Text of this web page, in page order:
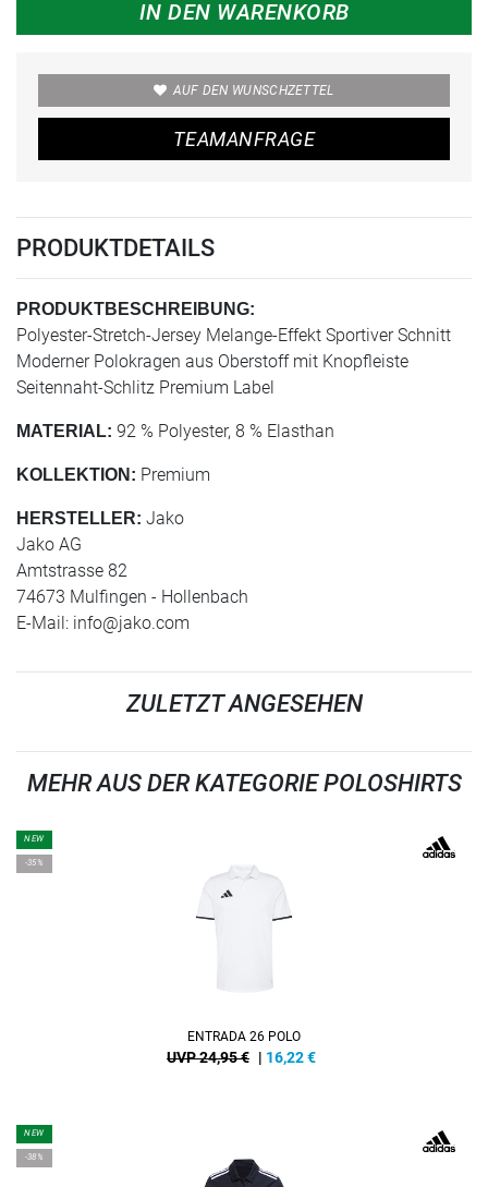
IN DEN WARENKORB
AUF DEN WUNSCHZETTEL
TEAMANFRAGE
PRODUKTDETAILS
PRODUKTBESCHREIBUNG:
Polyester-Stretch-Jersey Melange-Effekt Sportiver Schnitt
Moderner Polokragen aus Oberstoff mit Knopfleiste
Seitennaht-Schlitz Premium Label
MATERIAL: 92 % Polyester, 8 % Elasthan
KOLLEKTION: Premium
HERSTELLER: Jako
Jako AG
Amtstrasse 82
74673 Mulfingen - Hollenbach
E-Mail: info@jako.com
ZULETZT ANGESEHEN
MEHR AUS DER KATEGORIE POLOSHIRTS
NEW
-35%
ENTRADA 26 POLO
UVP 24,95 € | 16,22€
NEW
-38%